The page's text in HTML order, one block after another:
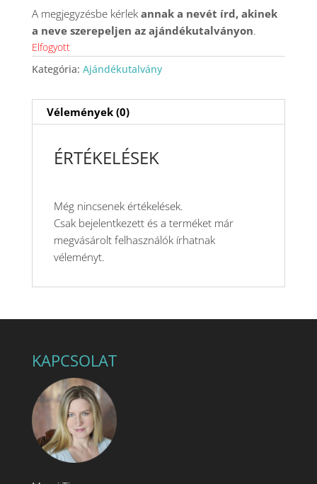
A megjegyzésbe kérlek annak a nevét írd, akinek
a neve szerepeljen az ajándékutalványon.
Elfogyott
Kategória: Ajándékutalvány
Vélemények (0)
ÉRTÉKELÉSEK
Még nincsenek értékelések.
Csak bejelentkezett és a terméket már
megvásárolt felhasználók írhatnak
véleményt.
KAPCSOLAT